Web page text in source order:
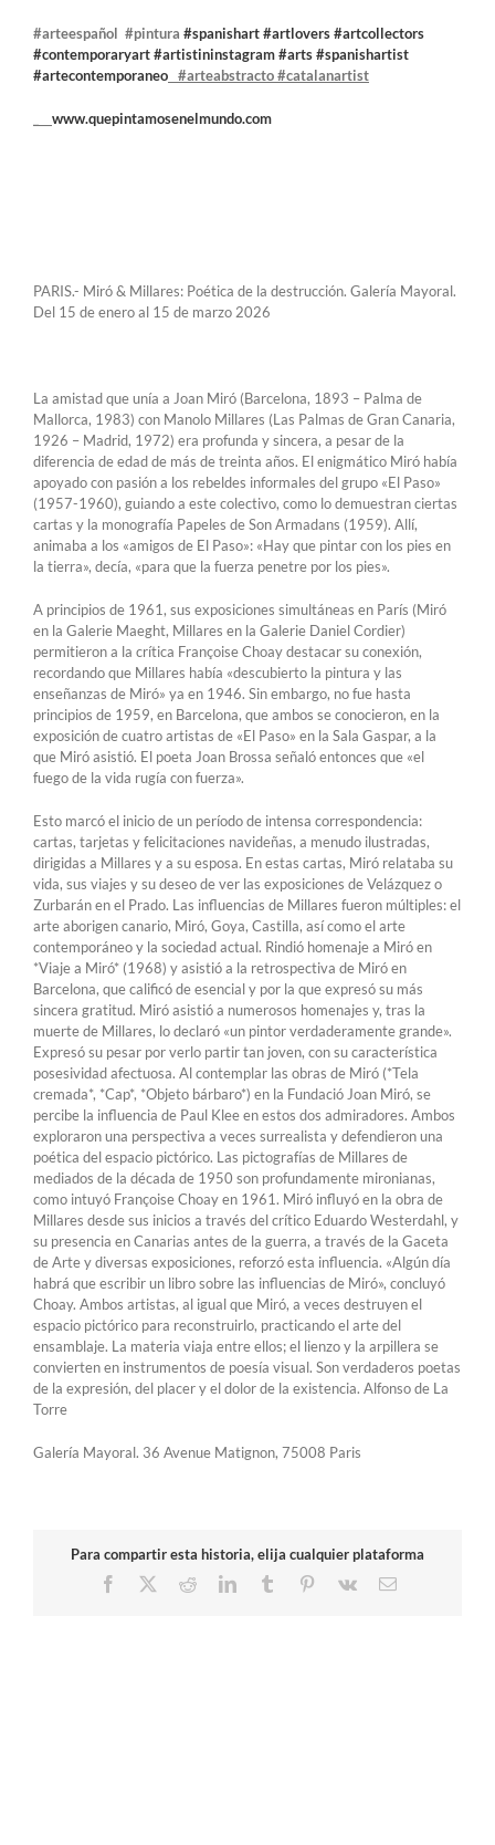
#arteespañol #pintura #spanishart#artlovers#artcollectors
#contemporaryart#artistininstagram#arts#spanishartist
#artecontemporaneo #arteabstracto #catalanartist
www.quepintamosenelmundo.com
PARIS.- Miró & Millares: Poética de la destrucción. Galería Mayoral.
Del 15 de enero al 15 de marzo 2026
La amistad que unía a Joan Miró (Barcelona, ​​1893 – Palma de
Mallorca, 1983) con Manolo Millares (Las Palmas de Gran Canaria,
1926 – Madrid, 1972) era profunda y sincera, a pesar de la
diferencia de edad de más de treinta años. El enigmático Miró había
apoyado con pasión a los rebeldes informales del grupo «El Paso»
(1957-1960), guiando a este colectivo, como lo demuestran ciertas
cartas y la monografía Papeles de Son Armadans (1959). Allí,
animaba a los «amigos de El Paso»: «Hay que pintar con los pies en
la tierra», decía, «para que la fuerza penetre por los pies».
A principios de 1961, sus exposiciones simultáneas en París (Miró
en la Galerie Maeght, Millares en la Galerie Daniel Cordier)
permitieron a la crítica Françoise Choay destacar su conexión,
recordando que Millares había «descubierto la pintura y las
enseñanzas de Miró» ya en 1946. Sin embargo, no fue hasta
principios de 1959, en Barcelona, ​​que ambos se conocieron, en la
exposición de cuatro artistas de «El Paso» en la Sala Gaspar, a la
que Miró asistió. El poeta Joan Brossa señaló entonces que «el
fuego de la vida rugía con fuerza».
Esto marcó el inicio de un período de intensa correspondencia:
cartas, tarjetas y felicitaciones navideñas, a menudo ilustradas,
dirigidas a Millares y a su esposa. En estas cartas, Miró relataba su
vida, sus viajes y su deseo de ver las exposiciones de Velázquez o
Zurbarán en el Prado. Las influencias de Millares fueron múltiples: el
arte aborigen canario, Miró, Goya, Castilla, así como el arte
contemporáneo y la sociedad actual. Rindió homenaje a Miró en
*Viaje a Miró* (1968) y asistió a la retrospectiva de Miró en
Barcelona, ​​que calificó de esencial y por la que expresó su más
sincera gratitud. Miró asistió a numerosos homenajes y, tras la
muerte de Millares, lo declaró «un pintor verdaderamente grande».
Expresó su pesar por verlo partir tan joven, con su característica
posesividad afectuosa. Al contemplar las obras de Miró (*Tela
cremada*, *Cap*, *Objeto bárbaro*) en la Fundació Joan Miró, se
percibe la influencia de Paul Klee en estos dos admiradores. Ambos
exploraron una perspectiva a veces surrealista y defendieron una
poética del espacio pictórico. Las pictografías de Millares de
mediados de la década de 1950 son profundamente mironianas,
como intuyó Françoise Choay en 1961. Miró influyó en la obra de
Millares desde sus inicios a través del crítico Eduardo Westerdahl, y
su presencia en Canarias antes de la guerra, a través de la Gaceta
de Arte y diversas exposiciones, reforzó esta influencia. «Algún día
habrá que escribir un libro sobre las influencias de Miró», concluyó
Choay. Ambos artistas, al igual que Miró, a veces destruyen el
espacio pictórico para reconstruirlo, practicando el arte del
ensamblaje. La materia viaja entre ellos; el lienzo y la arpillera se
convierten en instrumentos de poesía visual. Son verdaderos poetas
de la expresión, del placer y el dolor de la existencia. Alfonso de La
Torre
Galería Mayoral. 36 Avenue Matignon, 75008 Paris
Para compartir esta historia, elija cualquier plataforma
Facebook
RedditLinkedInTumblr Pinterest
Vk
Correo